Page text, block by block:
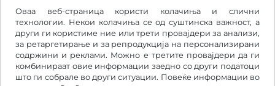
Оваа веб-страница користи колачиња и слични
технологии. Некои колачиња се од суштинска важност, а
други ги користиме ние или трети провајдери за анализи,
за ретаргетирање и за репродукција на персонализирани
содржини и реклами. Можно е третите провајдери да ги
комбинираат овие информации заедно со други податоци
што ги собрале во други ситуации. Повеќе информации во
CHF